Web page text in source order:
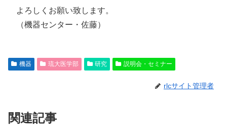
よろしくお願い致します。
（機器センター・佐藤）
機器 琉大医学部 研究 説明会・セミナー
rlcサイト管理者
関連記事